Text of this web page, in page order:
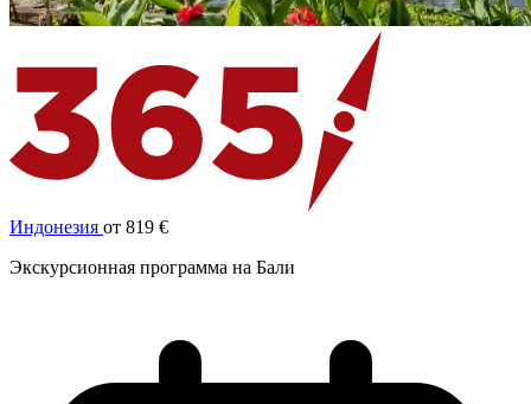
Индонезия от 819 €
Экскурсионная программа на Бали